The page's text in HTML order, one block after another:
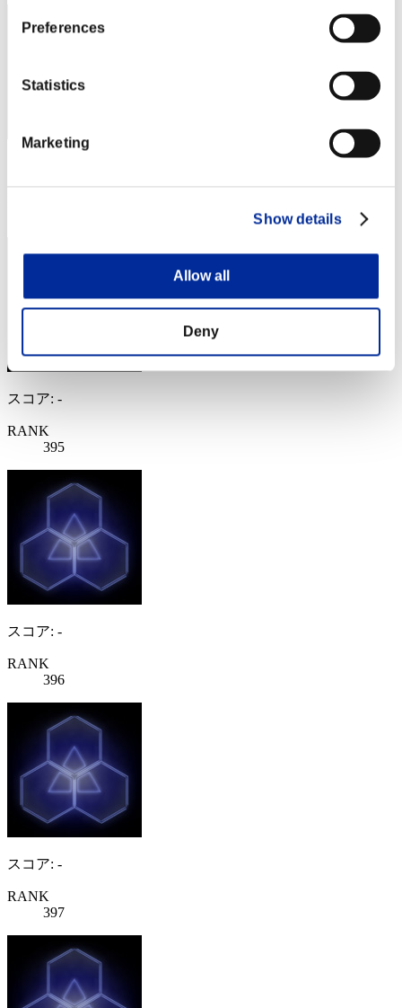
Preferences
Statistics
Marketing
Show details
Allow all
Deny
スコア: -
RANK
395
スコア: -
RANK
396
スコア: -
RANK
397